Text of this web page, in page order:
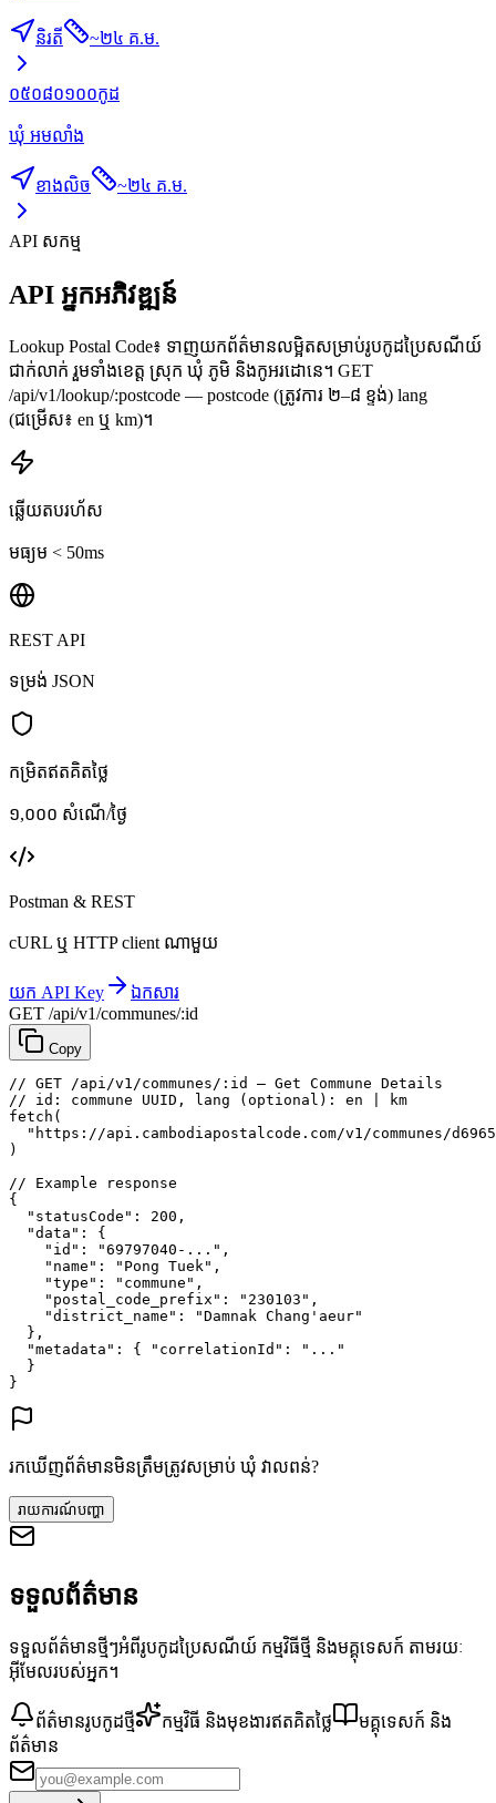
និរតី ~២៤ គ.ម.
០៥០៨០១០០កូដ
ឃុំ អមលាំង
ខាងលិច ~២៤ គ.ម.
API សកម្ម
API អ្នកអភិវឌ្ឍន៍
Lookup Postal Code៖ ទាញយកព័ត៌មានលម្អិតសម្រាប់រូបកូដប្រៃសណីយ៍
ជាក់លាក់ រួមទាំងខេត្ត ស្រុក ឃុំ ភូមិ និងកូអរដោនេ។ GET
/api/v1/lookup/:postcode — postcode (ត្រូវការ ២–៨ ខ្ទង់) lang
(ជម្រើស៖ en ឬ km)។
ឆ្លើយតបរហ័ស
មធ្យម < 50ms
REST API
ទម្រង់ JSON
កម្រិតឥតគិតថ្លៃ
១,០០០ សំណើ/ថ្ងៃ
Postman & REST
cURL ឬ HTTP client ណាមួយ
យក API Key
ឯកសារ
GET /api/v1/communes/:id
Copy
// GET /api/v1/communes/:id — Get Commune Details
// id: commune UUID, lang (optional): en | km
fetch (
"https://api.cambodiapostalcode.com/v1/communes/
)
// Example response
{
"statusCode" : 200 ,
"data" : {
"id" : "69797040-..." ,
"name" : "Pong Tuek" ,
"type" : "commune" ,
"postal_code_prefix" : "230103" ,
"district_name" :
"Damnak Chang'aeur"
},
"metadata" : { "correlationId" :
"..."
}
}
រកឃើញព័ត៌មានមិនត្រឹមត្រូវសម្រាប់ ឃុំ វាលពន់?
រាយការណ៍បញ្ហា
ទទួលព័ត៌មាន
ទទួលព័ត៌មានថ្មីៗអំពីរូបកូដប្រៃសណីយ៍ កម្មវិធីថ្មី និងមគ្គុទេសក៍ តាមរយៈ
អ៊ីមែលរបស់អ្នក។
ព័ត៌មានរូបកូដថ្មី កម្មវិធី និងមុខងារឥតគិតថ្លៃ
មគ្គុទេសក៍ និង
ព័ត៌មាន